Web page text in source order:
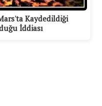
Kaydedildiği
İddiası